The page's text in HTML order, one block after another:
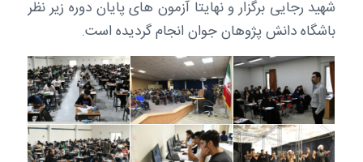
شهید رجایی برگزار و نهایتا آزمون های پایان دوره زیر نظر
باشگاه دانش پژوهان جوان انجام گردیده است.